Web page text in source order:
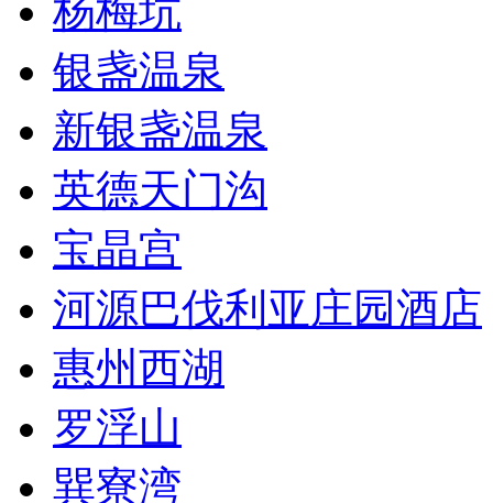
杨梅坑
银盏温泉
新银盏温泉
英德天门沟
宝晶宫
河源巴伐利亚庄园酒店
惠州西湖
罗浮山
巽寮湾